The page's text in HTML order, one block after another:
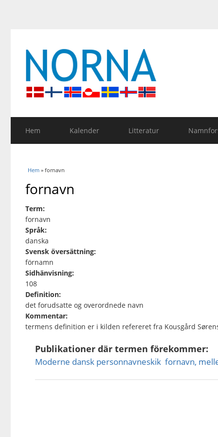
Hem Kalender Litteratur
Du är här
Hem » fornavn
fornavn
Term:
fornavn
Språk:
danska
Svensk översättning:
förnamn
Sidhänvisning:
108
Definition:
det forudsatte og overordnede navn
Kommentar:
termens definition er i kilden refereret fra Kousgård
Publikationer där termen förekommer:
Moderne dansk personnavneskik  fornavn,